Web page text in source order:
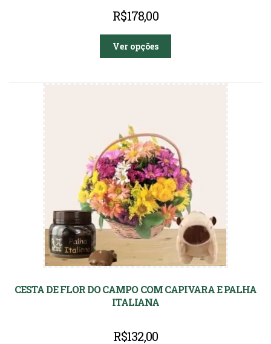
R$178,00
Ver opções
CESTA DE FLOR DO CAMPO COM CAPIVARA E PALHA
ITALIANA
R$132,00